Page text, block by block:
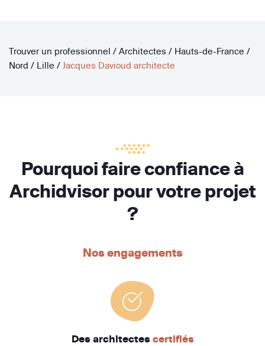
Trouver un professionnel / Architectes / Hauts-de-France /
Nord / Lille / Jacques Davioud architecte
Pourquoi faire confiance à
Archidvisor pour votre projet
?
Nos engagements
Des architectes certifiés